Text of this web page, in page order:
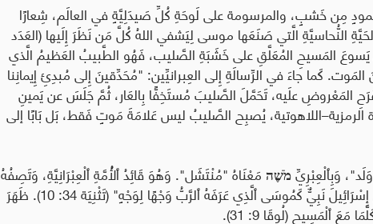
مِن خَشبٍ، والمرسومة على لَوحَةِ كُلِّ صَيدَلِيَّةٍ في العالَم، شِعارًا
النُّحاسيَّةِ الَّتي صَنَعَها موسى لِيَشفي اللهُ كُلَّ مَن نَظَرَ إِلَيها (العَدَد
إِلى يَسوعَ المَسيحِ المُعَلَّقِ على خَشَبَةِ الصَّليب، فَهُو الطَّبيبُ العَظيمُ الَّذي
كَما جاءَ في الرِّسالَةِ إِلى العِبرانيِّين:
"مُحَدِّقينَ إِلى مُبدِئِ إِيمانِنا
المَعْروضِ علَيه، تَحَمَّلَ الصَّليبَ مُستَخِفًّا بِالعَار، ثُمَّ جَلَسَ عن يَمينِ
القراءة الرمزية–اللاهوتية، يُصبِح الصَّليبُ ليس عَلامَةَ مَوتٍ فَقط، بَل بَابًا إلى
وَبِٱلْعِبْرِيِّמֹשֶׁהمَعْنَاهُ "مُنْتَشَل". وَهُوَ قَائِدُ ٱلْأُمَّةِ ٱلْعِبْرَانِيَّةِ، وَتَصِفُهُ
نَبِيٌّ كَمُوسَى ٱلَّذِي عَرَفَهُ ٱلرَّبُّ وَجْهًا لِوَجْهٍ" (تَثْنِيَة 34: 10). ظَهَرَ
ٱلْمَسِيحِ (لُوقَا 9: 31) .